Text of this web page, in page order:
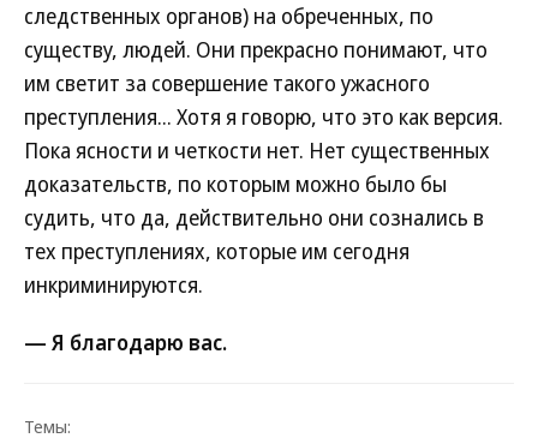
следственных органов) на обреченных, по
существу, людей. Они прекрасно понимают, что
им светит за совершение такого ужасного
преступления... Хотя я говорю, что это как версия.
Пока ясности и четкости нет. Нет существенных
доказательств, по которым можно было бы
судить, что да, действительно они сознались в
тех преступлениях, которые им сегодня
инкриминируются.
— Я благодарю вас.
Темы: